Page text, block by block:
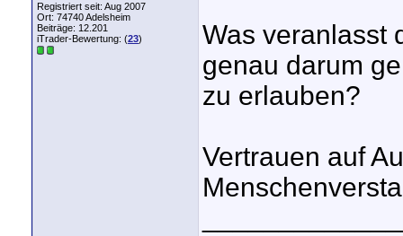
Registriert seit: Aug 2007
Ort: 74740 Adelsheim
Beiträge: 12.201
iTrader-Bewertung: (23)
Was veranlasst
genau darum
zu erlauben?
Vertrauen auf